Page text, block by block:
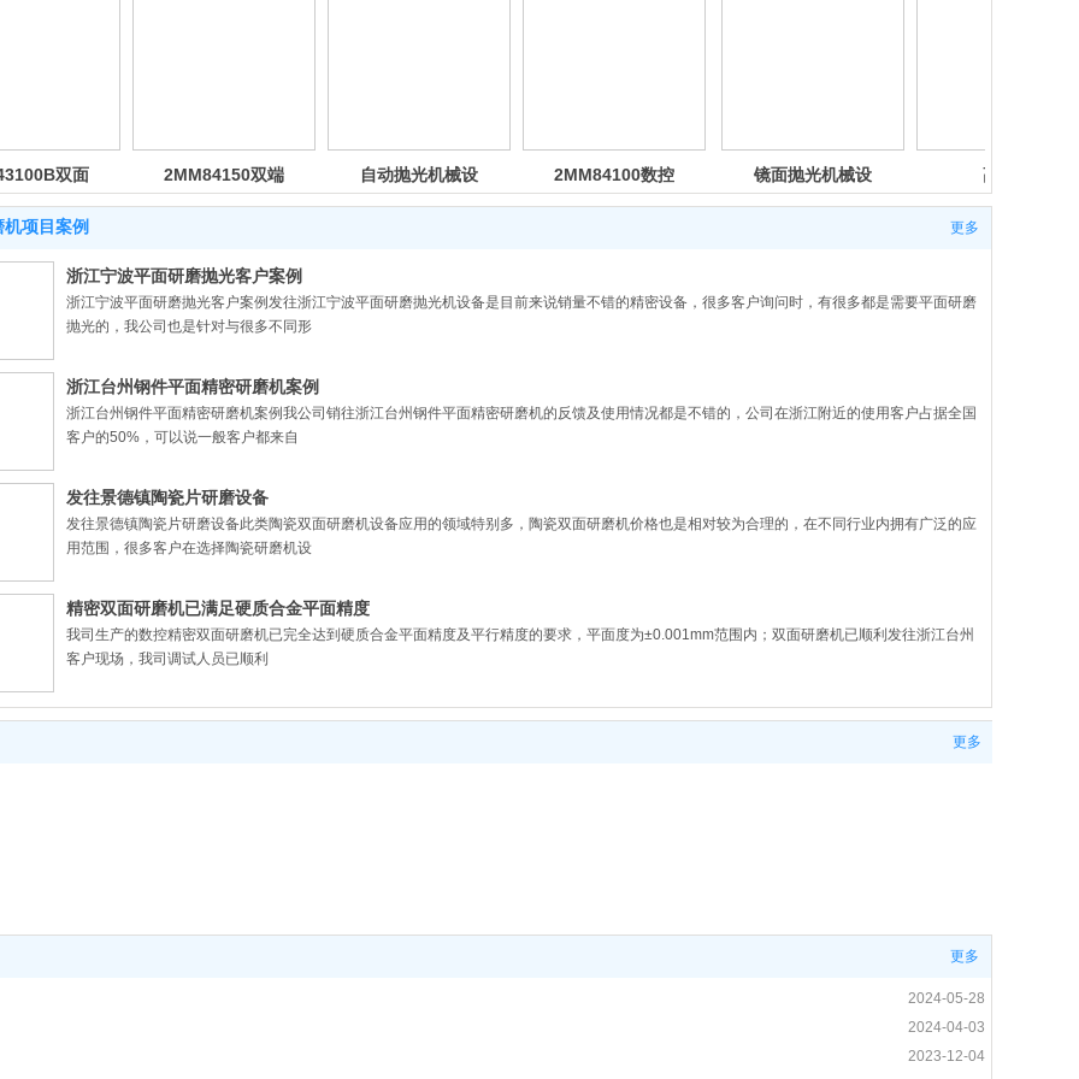
2MM84150双端
面研磨机
自动抛光机械设
备
2MM84100数控
双面研磨机
镜面抛光机械设
备
高精密
2MK8440双面
项目案例 更多
浙江宁波平面研磨抛光客户案例
浙江宁波平面研磨抛光客户案例发往浙江宁波平面研磨抛光机设备是目前来说销量不错的精密设备，很多客户询问时，有很多都是需要平面研磨
抛光的，我公司也是针对与很多不同形
浙江台州钢件平面精密研磨机案例
浙江台州钢件平面精密研磨机案例我公司销往浙江台州钢件平面精密研磨机的反馈及使用情况都是不错的，公司在浙江附近的使用客户占据全国
客户的50%，可以说一般客户都来自
发往景德镇陶瓷片研磨设备
发往景德镇陶瓷片研磨设备此类陶瓷双面研磨机设备应用的领域特别多，陶瓷双面研磨机价格也是相对较为合理的，在不同行业内拥有广泛的应
用范围，很多客户在选择陶瓷研磨机设
精密双面研磨机已满足硬质合金平面精度
我司生产的数控精密双面研磨机已完全达到硬质合金平面精度及平行精度的要求，平面度为±0.001mm范围内；双面研磨机已顺利发往浙江台州
客户现场，我司调试人员已顺利
MB43100双面研磨机已发货_粉末冶金
河南新乡市生产的双端面研磨机已达到技术协议规定的技术参数；数控双面研磨机主要应用领域：汽车转向阀零部件、制冷压缩机零部件、油泵
更多
更多
2024-05-28
2024-04-03
2023-12-04